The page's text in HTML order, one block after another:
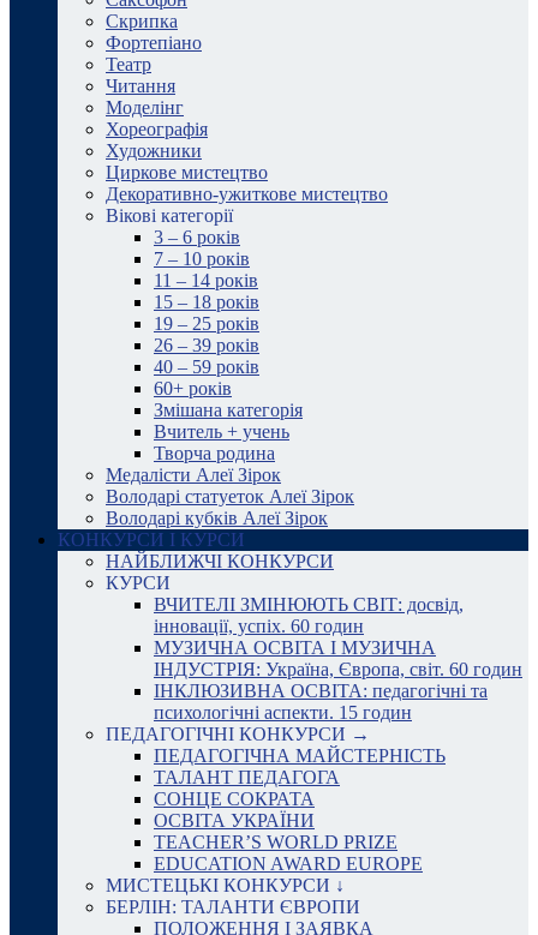
Скрипка
Фортепіано
Театр
Читання
Моделінг
Хореографія
Художники
Циркове мистецтво
Декоративно-ужиткове мистецтво
Вікові категорії
3 – 6 років
7 – 10 років
11 – 14 років
15 – 18 років
19 – 25 років
26 – 39 років
40 – 59 років
60+ років
Змішана категорія
Вчитель + учень
Творча родина
Медалісти Алеї Зірок
Володарі статуеток Алеї Зірок
Володарі кубків Алеї Зірок
КОНКУРСИ І КУРСИ
НАЙБЛИЖЧІ КОНКУРСИ
КУРСИ
ВЧИТЕЛІ ЗМІНЮЮТЬ СВІТ: досвід,
інновації, успіх. 60 годин
МУЗИЧНА ОСВІТА І МУЗИЧНА
ІНДУСТРІЯ: Україна, Європа, світ. 60 годин
ІНКЛЮЗИВНА ОСВІТА: педагогічні та
психологічні аспекти. 15 годин
ПЕДАГОГІЧНІ КОНКУРСИ →
ПЕДАГОГІЧНА МАЙСТЕРНІСТЬ
ТАЛАНТ ПЕДАГОГА
СОНЦЕ СОКРАТА
ОСВІТА УКРАЇНИ
TEACHER’S WORLD PRIZE
EDUCATION AWARD EUROPE
МИСТЕЦЬКІ КОНКУРСИ ↓
БЕРЛІН: ТАЛАНТИ ЄВРОПИ
ПОЛОЖЕННЯ І ЗАЯВКА